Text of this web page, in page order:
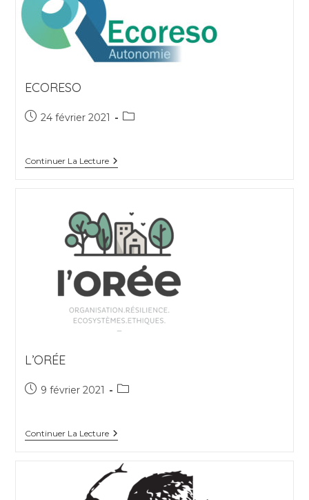
ECORESO
Publication
24 février 2021
Post
Continuer La LectureEcoreso
L’ORÉE
Publication
9 février 2021
Post
Continuer La LectureL’Orée